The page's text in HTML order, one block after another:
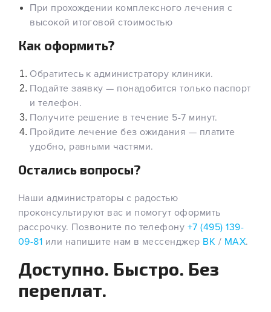
При прохождении комплексного лечения с
высокой итоговой стоимостью
Как оформить?
Обратитесь к администратору клиники.
Подайте заявку — понадобится только паспорт
и телефон.
Получите решение в течение 5-7 минут.
Пройдите лечение без ожидания — платите
удобно, равными частями.
Остались вопросы?
Наши администраторы с радостью
проконсультируют вас и помогут оформить
рассрочку. Позвоните по телефону +7 (495) 139-
09-81 или напишите нам в мессенджер ВК / MAX.
Доступно. Быстро. Без
переплат.